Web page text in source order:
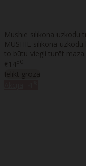
Mushie silikona uzkodu
MUSHIE silikona
to būtu viegli turēt maza..
€1450
Ielikt grozā